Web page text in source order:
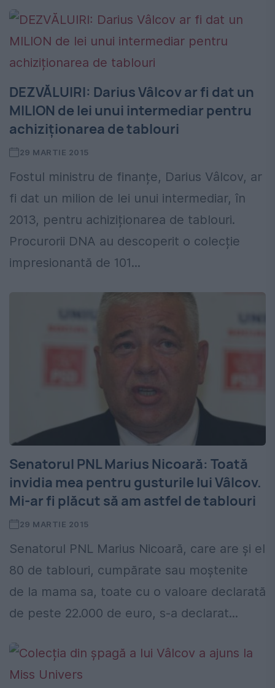
DEZVĂLUIRI: Darius Vâlcov ar fi dat un
MILION de lei unui intermediar pentru
achiziționarea de tablouri
29 MARTIE 2015
Fostul ministru de finanțe, Darius Vâlcov, ar
fi dat un milion de lei unui intermediar, în
2013, pentru achiziționarea de tablouri.
Procurorii DNA au descoperit o colecție
impresionantă de 101...
Senatorul PNL Marius Nicoară: Toată
invidia mea pentru gusturile lui Vâlcov.
Mi-ar fi plăcut să am astfel de tablouri
29 MARTIE 2015
Senatorul PNL Marius Nicoară, care are și el
80 de tablouri, cumpărate sau moştenite
de la mama sa, toate cu o valoare declarată
de peste 22.000 de euro, s-a declarat...